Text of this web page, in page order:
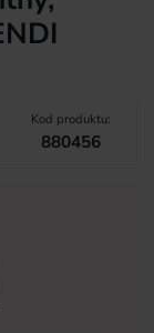
Kod produktu:
880456